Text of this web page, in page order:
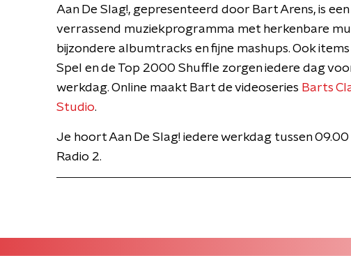
Aan De Slag!, gepresenteerd door Bart Arens, is
verrassend muziekprogramma met herkenbare
bijzondere albumtracks en fijne mashups. Ook
Spel en de Top 2000 Shuffle zorgen iedere dag
werkdag. Online maakt Bart de videoseries Barts
Studio.
Je hoort Aan De Slag! iedere werkdag tussen
Radio 2.